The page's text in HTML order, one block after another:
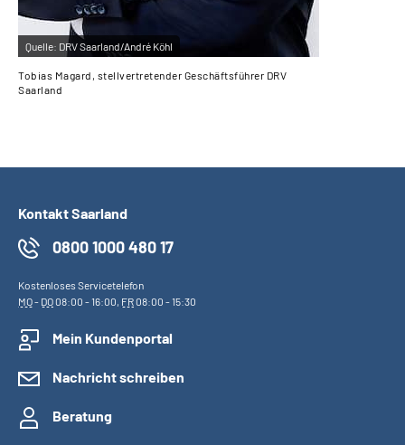
Quelle: DRV Saarland/André Köhl
Tobias Magard, stellvertretender Geschäftsführer DRV
Saarland
Kontakt Saarland
0800 1000 480 17
Kostenloses Servicetelefon
MO- DO08:00 - 16:00, FR08:00 - 15:30
Mein Kundenportal
Nachricht schreiben
Beratung